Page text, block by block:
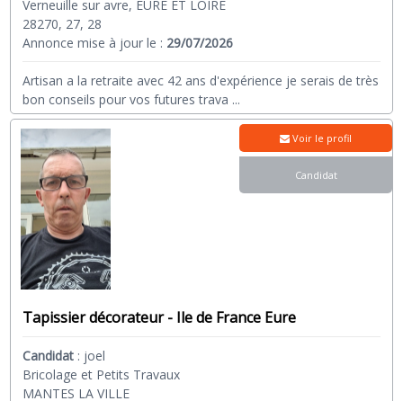
Verneuille sur avre, EURE ET LOIRE
28270, 27, 28
Annonce mise à jour le : 29/07/2026
Artisan a la retraite avec 42 ans d'expérience je serais de très
bon conseils pour vos futures trava ...
Tapissier décorateur - Ile de France Eure
Candidat : joel
Bricolage et Petits Travaux
MANTES LA VILLE
Voir le profil
Candidat